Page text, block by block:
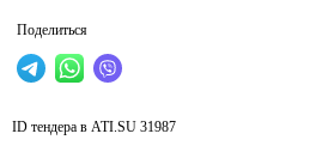
Поделиться
ID тендера в ATI.SU 31987